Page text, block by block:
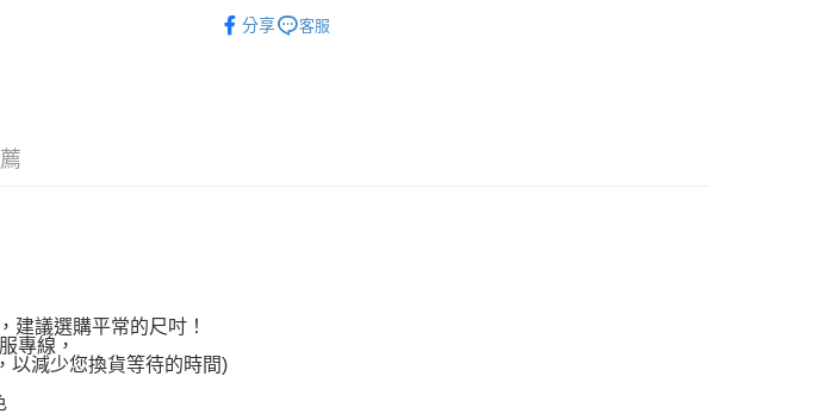
分享
客服
建議選購平常的尺吋！
專線，
以減少您換貨等待的時間)